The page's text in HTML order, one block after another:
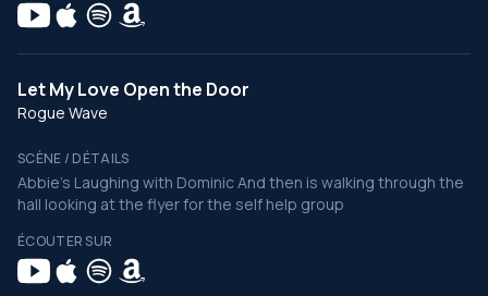
Let My Love Open the Door
Rogue Wave
SCÈNE / DÉTAILS
Abbie’s Laughing with Dominic And then is walking through the
hall looking at the flyer for the self help group
ÉCOUTER SUR